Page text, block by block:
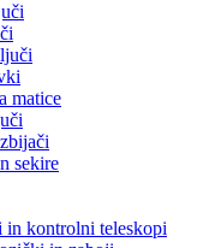
matice
sekire
in kontrolni teleskopi